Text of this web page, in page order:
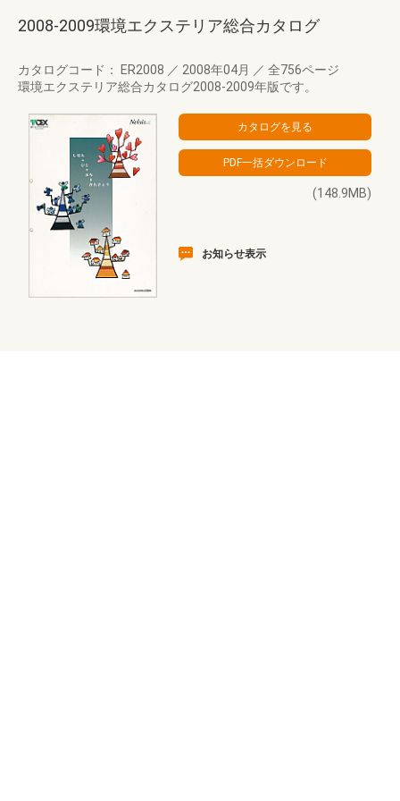
2008-2009環境エクステリア総合カタログ
カタログコード： ER2008 ／ 2008年04月 ／ 全756ページ
環境エクステリア総合カタログ2008-2009年版です。
(148.9MB)
お知らせ表示